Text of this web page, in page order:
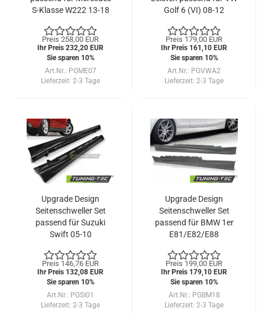
S-Klasse W222 13-18
Preis 258,00 EUR
Ihr Preis 232,20 EUR
Sie sparen 10%
Art.Nr.: PGME07
Lieferzeit: 2-3 Tage
Golf 6 (VI) 08-12
Preis 179,00 EUR
Ihr Preis 161,10 EUR
Sie sparen 10%
Art.Nr.: PGVWA2
Lieferzeit: 2-3 Tage
Upgrade Design
Seitenschweller Set
passend für Suzuki
Swift 05-10
Preis 146,76 EUR
Ihr Preis 132,08 EUR
Sie sparen 10%
Art.Nr.: PGSI01
Lieferzeit: 2-3 Tage
Upgrade Design
Seitenschweller Set
passend für BMW 1er
E81/E82/E88
04-13
Preis 199,00 EUR
Ihr Preis 179,10 EUR
Sie sparen 10%
Art.Nr.: PGBM18
Lieferzeit: 2-3 Tage